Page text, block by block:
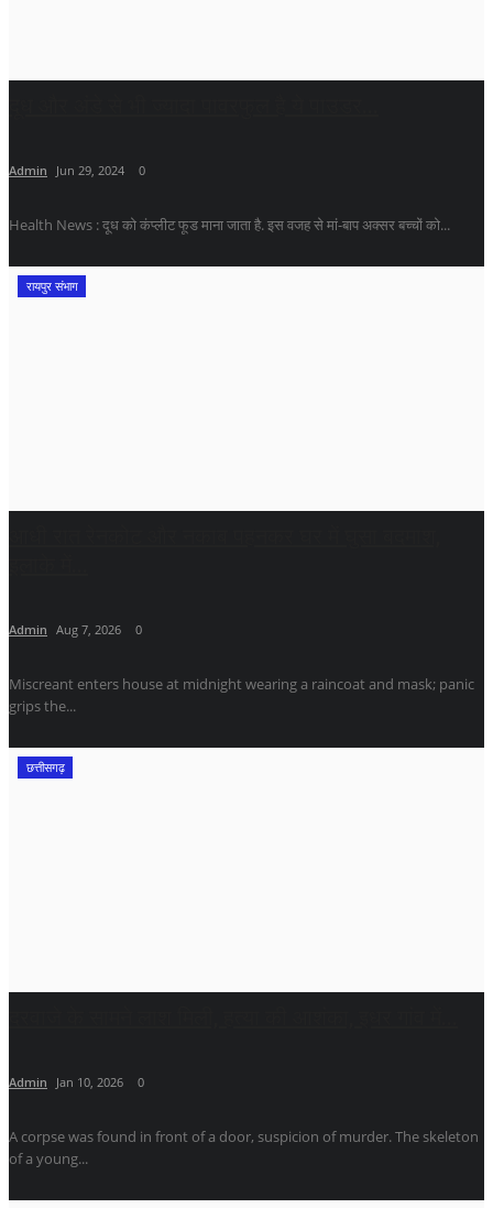
Admin Jun 29, 2024 0
Health News : दूध को कंप्लीट फूड माना जाता है. इस वजह से मां-बाप अक्सर बच्चों को...
रायपुर संभाग
Admin Aug 7, 2026 0
Miscreant enters house at midnight wearing a raincoat and mask; panic
grips the...
छत्तीसगढ़
Admin Jan 10, 2026 0
A corpse was found in front of a door, suspicion of murder. The skeleton
of a young...